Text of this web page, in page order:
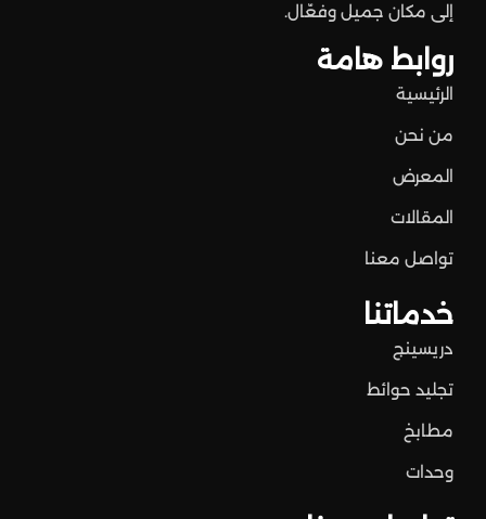
خدماتنا
دريسينج
تجليد حوائط
مطابخ
وحدات
روابط هامة
الرئيسية
من نحن
المعرض
المقالات
تواصل معنا
إلى مكان جميل وفعّال.